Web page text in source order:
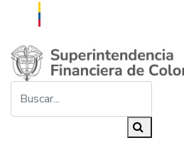
Saltar al contenido principal